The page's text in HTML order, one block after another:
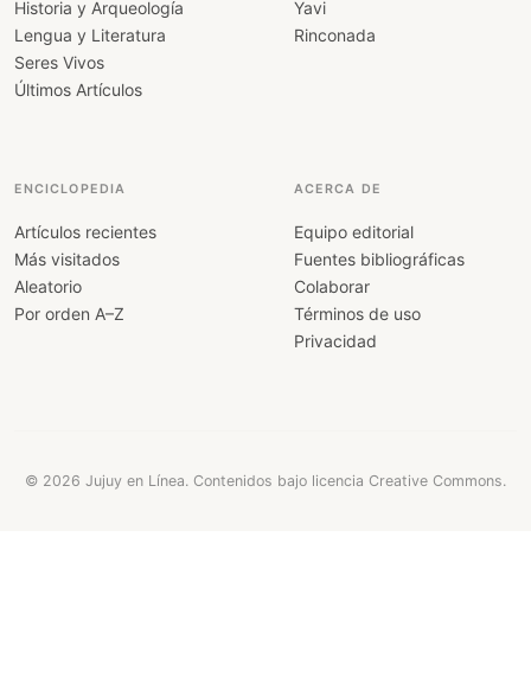
Historia y Arqueología
Lengua y Literatura
Seres Vivos
Últimos Artículos
Yavi
Rinconada
ENCICLOPEDIA
Artículos recientes
Más visitados
Aleatorio
Por orden A–Z
ACERCA DE
Equipo editorial
Fuentes bibliográficas
Colaborar
Términos de uso
Privacidad
© 2026 Jujuy en Línea. Contenidos bajo licencia Creative Commons.